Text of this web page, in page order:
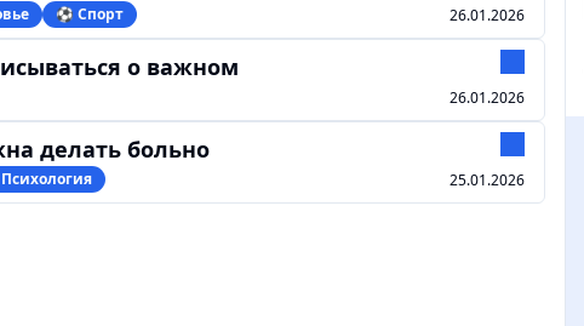
⚽️ Спорт 26.01.2026
о важном
26.01.2026
делать больно
25.01.2026